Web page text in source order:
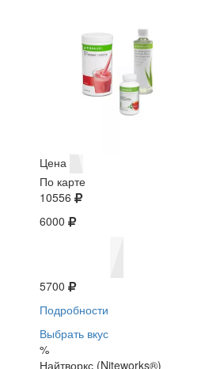
Цена
По карте
10556
6000
5700
Подробности
Выбрать вкус
%
Найтворкс (Niteworks®)